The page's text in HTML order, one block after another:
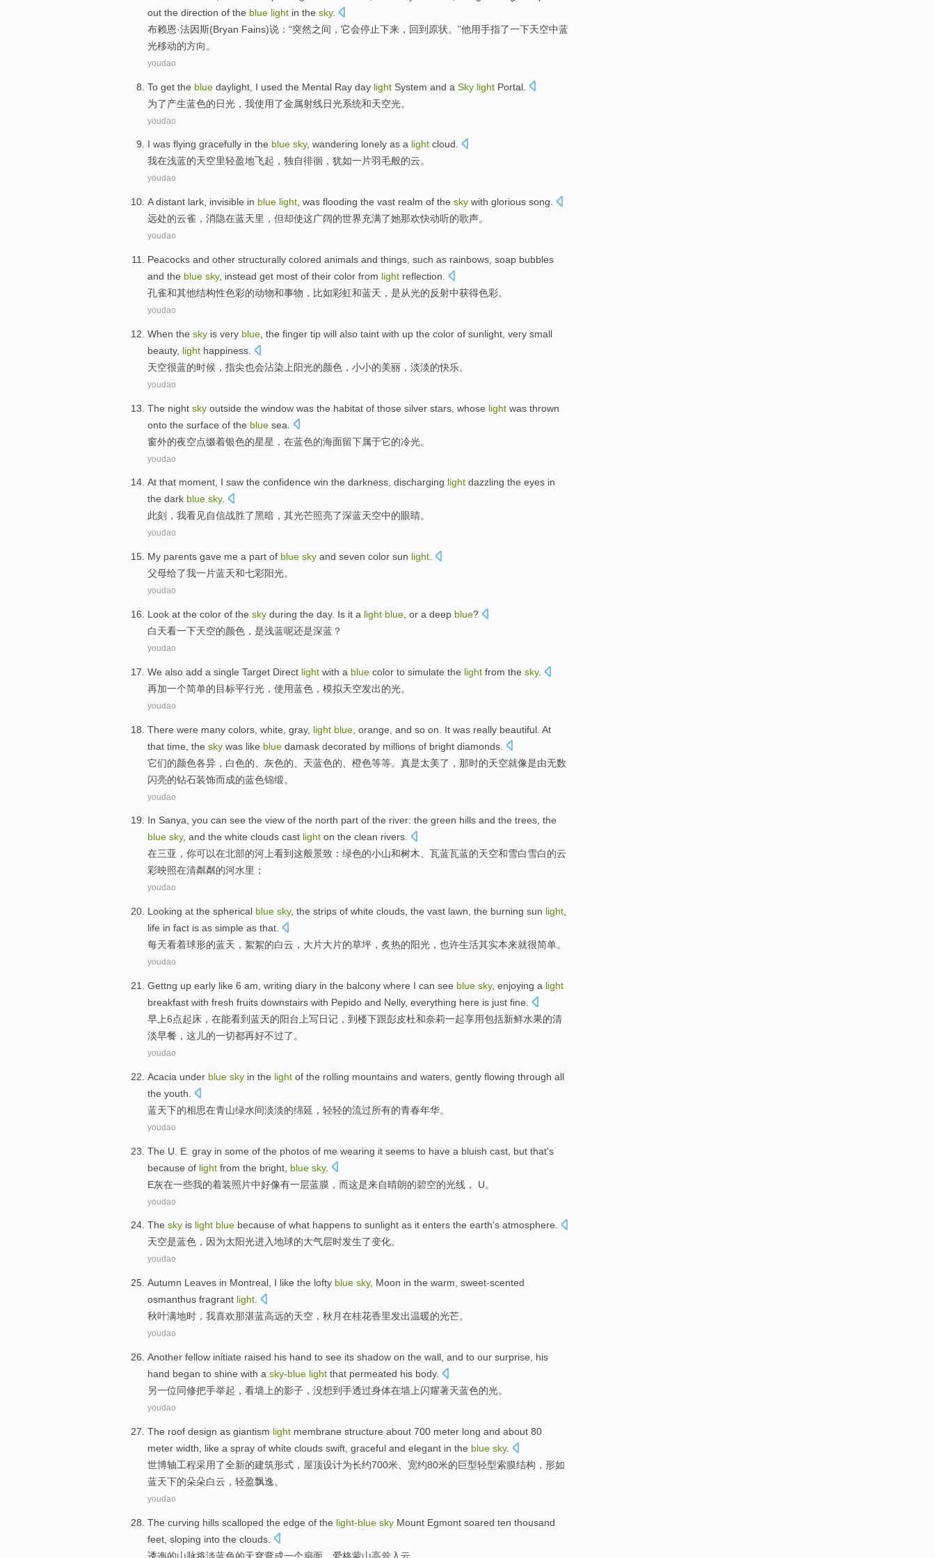
out the direction of the blue light in the sky.
布赖恩·法因斯(Bryan Fains)说：“突然之间 ， 它会停止下来， 回到 原状。”他用手指了一下天空中蓝
光移动的方向 。
youdao
To get the blue daylight I used the Mental Ray day light System and a Sky light Portal.
为了产生蓝色的日光 ， 我使用了金属射线日光系统和天空光。
youdao
I was flying gracefully in the blue sky, wandering lonely as a light cloud.
我在浅蓝的天空里轻盈地飞起， 独自徘徊，犹如一片羽毛般的云。
youdao
A distant lark invisible in blue light was flooding the vast realm of the sky with glorious song
远处的云雀 ，消隐在蓝天里，但却使这广阔的世界充满了她那欢快动听的歌声。
youdao
Peacocks and other structurally colored animals and things such as rainbows , soap bubbles
and the blue sky, instead get most of their color from light reflection
孔雀和其他结构性色彩的动物和事物 ， 比如彩虹和蓝天 ， 是从光的反射中获得色彩。
youdao
When the sky is very blue the finger tip will also taint with up the color of sunlight very small
beauty, light happiness
天空很蓝的时候 ， 指尖也会沾染 上阳光的颜色 ， 小小的美丽 ， 淡淡的快乐。
youdao
The night sky outside the window was the habitat of those silver stars , whose light was thrown
onto the surface of the blue sea
窗外的夜空点缀着银色的星星 ， 在蓝色的海面留下属于它的冷光。
youdao
At that moment, I saw the confidence win the darkness, discharging light dazzling the eyes in
the dark blue sky.
此刻 ， 我看见自信战胜了黑暗 ，其光芒照亮了深蓝天空中的眼睛。
youdao
My parents gave me a part of blue sky and seven color sun light
父母给了我一片蓝天和七彩阳光。
youdao
Look at the color of the sky during the day. Is it a light blue or a deep blue?
白天看一下天空的颜色 ， 是浅蓝呢还是深蓝 ？
youdao
We also add a single Target Direct light with a blue color to simulate the light from the sky.
再加一个简单的目标平行光 ， 使用蓝色 ， 模拟天空发出的光。
youdao
There were many colors white gray, light blue orange , and so on It was really beautiful At
that time the sky was like blue damask decorated by millions of bright diamonds
它们的颜色各异 ， 白色的、 灰色的、 天蓝色的、 橙色等等。 真是太美了， 那时的天空就像是由无数
闪亮的钻石装饰而成的蓝色锦缎。
youdao
In Sanya, you can see the view of the north part of the river: the green hills and the trees, the
blue sky, and the white clouds cast light on the clean rivers.
在三亚 ， 你可以在北部的河上看到这般景致： 绿色的小山和树木、 瓦蓝瓦蓝的天空和雪白雪白的云
彩映照在清粼粼的河水里；
youdao
Looking at the spherical blue sky, the strips of white clouds , the vast lawn , the burning sun light
life in fact is as simple as that.
每天看着球形的蓝天 ， 絮絮的白云 ， 大片大片的草坪 ， 炙热的阳光 ，也许生活其实本来就很简单。
youdao
Gettng up early like 6 am, writing diary in the balcony where I can see blue sky, enjoying a light
breakfast with fresh fruits downstairs with Pepido and Nelly, everything here is just fine
早上6点起床， 在能看到蓝天的阳台 上写日记 ， 到楼下跟彭皮杜和奈莉一起享用包括新鲜水果的清
淡早餐 ， 这儿的一切都再好不过了。
youdao
Acacia under blue sky in the light of the rolling mountains and waters, gently flowing through all
the youth.
蓝天下的相思在青山绿水间淡淡的绵延 ， 轻轻的流过所有的青春年华。
youdao
The U. E. gray in some of the photos of me wearing it seems to have a bluish cast, but that's
because of light from the bright blue sky.
E灰在一些我的着装照片中好像有一层蓝膜， 而这是来自晴朗的碧空的光线 ， U。
youdao
The sky is light blue because of what happens to sunlight as it enters the earth's atmosphere.
天空是蓝色 ， 因为太阳光进入地球的大气层时发生了变化。
youdao
Autumn Leaves in Montreal I like the lofty blue sky, Moon in the warm sweet-scented
osmanthus fragrant light
秋叶满地时， 我喜欢那湛蓝高远的天空 ， 秋月在桂花香里发出温暖的光芒。
youdao
Another fellow initiate raised his hand to see its shadow on the wall , and to our surprise , his
hand began to shine with a sky-blue light that permeated his body.
另一位同修把手举起 ， 看墙上的影子 ， 没想到手透过身体在墙上闪耀著天蓝色的光。
youdao
The roof design as giantism light membrane structure about 700 meter long and about 80
meter width like a spray of white clouds swift graceful and elegant in the blue sky.
世博轴工程采用了全新的建筑形式， 屋顶设计为长约700米 宽约80米的巨型轻型索膜结构，形如
蓝天下的朵朵白云 ， 轻盈飘逸。
youdao
The curving hills scalloped the edge of the light-blue sky Mount Egmont soared ten thousand
feet, sloping into the clouds
逶迤的山脉将淡蓝色的天穹弯成一个扇面，爱格蒙山高耸 入 云